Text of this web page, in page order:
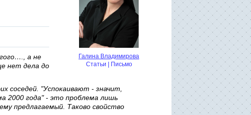
Галина Владимирова
Статьи
Письмо
а не
нет дела до
соседей. "Успокаивают - значит,
2000 года" - это проблема лишь
предлагаемый. Таково свойство